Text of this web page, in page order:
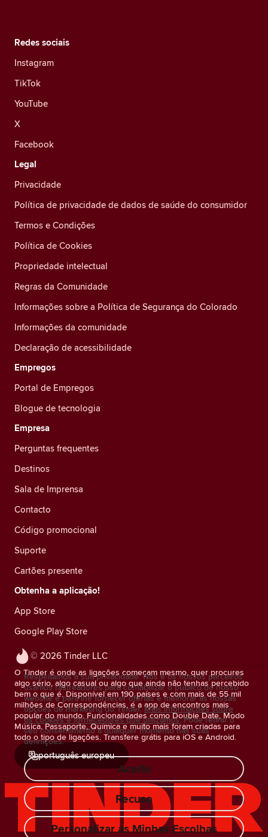
© 2026 Tinder LLC
O Tinder é onde as ligações começam mesmo, quer procures
algo sério, algo casual ou algo que ainda não tenhas percebido
bem o que é. Disponível em 190 países e com mais de 55 mil
milhões de Correspondências, é a app de encontros mais
popular do mundo. Funcionalidades como Double Date, Modo
Música, Passaporte, Química e muito mais foram criadas para
todo o tipo de ligações. Transfere grátis para iOS e Android.
português europeu
Redes sociais
Instagram
TikTok
YouTube
X
Facebook
Legal
Privacidade
Política de privacidade de dados de saúde do consumidor
Termos e Condições
Política de Cookies
Propriedade intelectual
Regras da Comunidade
Informações sobre a Política de Segurança do Colorado
Informações da comunidade
Declaração de acessibilidade
Empregos
Portal de Empregos
Blogue de tecnologia
Empresa
Perguntas frequentes
Destinos
Sala de Imprensa
Contacto
Código promocional
Suporte
Cartões presente
Obtenha a aplicação!
App Store
Google Play Store
Respeitamos a sua privacidade. Nós e os nossos parceiros
usamos rastreadores para contabilizar o público do nosso
website e para lhe fornecer ofertas e melhorar as nossas
opções de marketing do Tinder. Mais informações sobre
os cookies e fornecedores que utilizamos. Pode retirar o
seu consentimento a qualquer momento nas suas
definições.
Aceito
Recuso
Personalizar as Minhas Escolhas